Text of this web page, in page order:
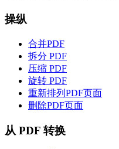
操纵
合并PDF
拆分 PDF
压缩 PDF
旋转 PDF
重新排列PDF页面
删除PDF页面
从 PDF 转换